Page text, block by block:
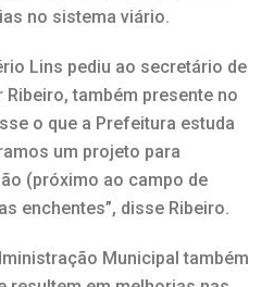
no sistema viário.
Lins pediu ao secretário de
Ribeiro, também presente no
o que a Prefeitura estuda
um projeto para
(próximo ao campo de
enchentes”, disse Ribeiro.
Municipal também